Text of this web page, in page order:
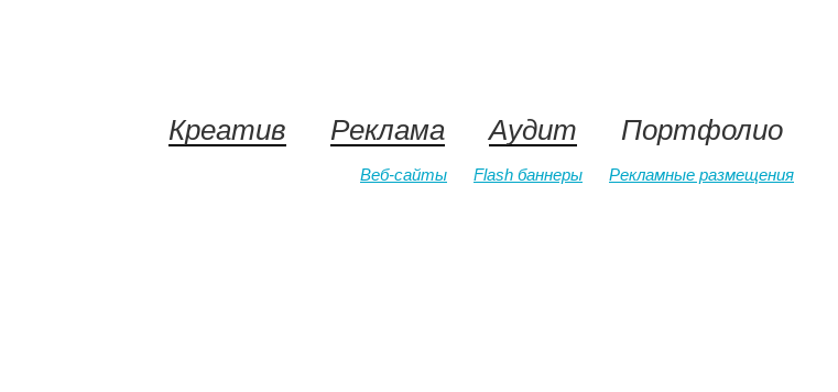
Креатив Реклама Аудит Портфолио
Веб-сайты Flash баннеры Рекламные размещения